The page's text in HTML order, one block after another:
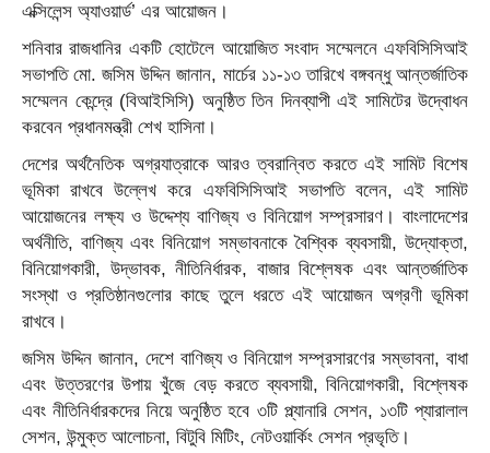
এক্সিলেন্স অ্যাওয়ার্ড’ এর আয়োজন।
শনিবার রাজধানির একটি হোটেলে আয়োজিত সংবাদ সম্মেলনে এফবিসিসিআই
সভাপতি মো. জসিম উদ্দিন জানান, মার্চের ১১-১৩ তারিখে বঙ্গবন্ধু আন্তর্জাতিক
সম্মেলন কেন্দ্রে (বিআইসিসি) অনুষ্ঠিত তিন দিনব্যাপী এই সামিটের উদ্বোধন
করবেন প্রধানমন্ত্রী শেখ হাসিনা।
দেশের অর্থনৈতিক অগ্রযাত্রাকে আরও ত্বরান্বিত করতে এই সামিট বিশেষ
ভূমিকা রাখবে উল্লেখ করে এফবিসিসিআই সভাপতি বলেন, এই সামিট
আয়োজনের লক্ষ্য ও উদ্দেশ্য বাণিজ্য ও বিনিয়োগ সম্প্রসারণ। বাংলাদেশের
অর্থনীতি, বাণিজ্য এবং বিনিয়োগ সম্ভাবনাকে বৈশ্বিক ব্যবসায়ী, উদ্যোক্তা,
বিনিয়োগকারী, উদ্ভাবক, নীতিনির্ধারক, বাজার বিশ্লেষক এবং আন্তর্জাতিক
সংস্থা ও প্রতিষ্ঠানগুলোর কাছে তুলে ধরতে এই আয়োজন অগ্রণী ভূমিকা
রাখবে।
জসিম উদ্দিন জানান, দেশে বাণিজ্য ও বিনিয়োগ সম্প্রসারণের সম্ভাবনা, বাধা
এবং উত্তরণের উপায় খুঁজে বেড় করতে ব্যবসায়ী, বিনিয়োগকারী, বিশ্লেষক
এবং নীতিনির্ধারকদের নিয়ে অনুষ্ঠিত হবে ৩টি প্ল্যানারি সেশন, ১৩টি প্যারালাল
সেশন, উন্মুক্ত আলোচনা, বিটুবি মিটিং, নেটওয়ার্কিং সেশন প্রভৃতি।